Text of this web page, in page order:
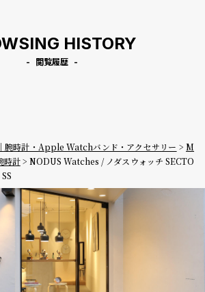
HISTORY
閲覧履歴
腕時計・Apple Watchバンド・アクセサリー
M
時計
NODUS Watches / ノダスウォッチ SECTO